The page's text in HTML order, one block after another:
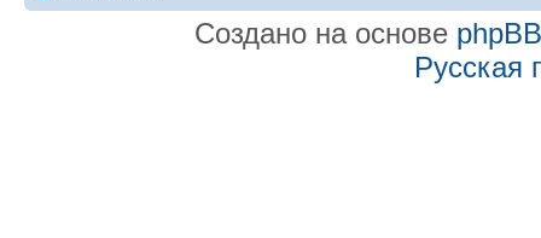
Создано на основе phpBB
Русская